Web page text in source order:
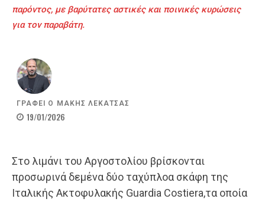
παρόντος, με βαρύτατες αστικές και ποινικές κυρώσεις
για τον παραβάτη.
ΓΡΑΦΕΙ Ο ΜΑΚΗΣ ΛΕΚΑΤΣΑΣ
19/01/2026
Στο λιμάνι του Αργοστολίου βρίσκονται
προσωρινά δεμένα δύο ταχύπλοα σκάφη της
Ιταλικής Ακτοφυλακής Guardia Costiera,τα οποία